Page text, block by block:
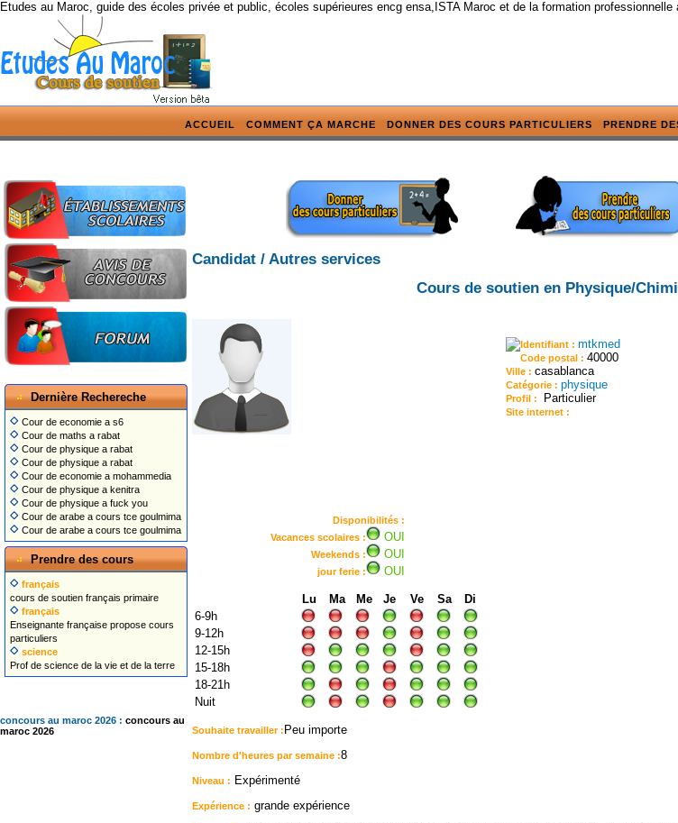
Etudes au Maroc, guide des écoles privée et public, écoles supérieures encg ensa,ISTA Maroc et de la formation
ACCUEIL COMMENT ÇA MARCHE DONNER DES COURS PARTICULIERS PRENDRE
Dernière Rechereche
Cour de economie a s6
Cour de maths a rabat
Cour de physique a rabat
Cour de physique a rabat
Cour de economie a mohammedia
Cour de physique a kenitra
Cour de physique a fuck you
Cour de arabe a cours tce goulmima
Cour de arabe a cours tce goulmima
Prendre des cours
français
cours de soutien français primaire
français
Enseignante française propose cours
particuliers
science
Prof de science de la vie et de la terre
concours au maroc 2026 : concours au
maroc 2026
Candidat / Autres services
Cours de soutien en Physique/
Identifiant :mtkmed
Code postal :40000
Ville :casablanca
Catégorie :physique
Profil : Particulier
Site internet :
Disponibilités :
Vacances scolaires :
OUI
Weekends : OUI
jour ferie : OUI
Lu Ma Me Je Ve Sa
Di
6-9h
9-12h
12-15h
15-18h
18-21h
Nuit
Souhaite travailler : Peu importe
Nombre d'heures par semaine :8
Niveau : Expérimenté
Expérience : grande expérience